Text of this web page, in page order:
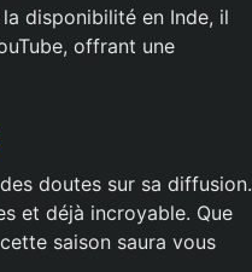
disponibilité en Inde, il
offrant une
doutes sur sa diffusion.
et déjà incroyable. Que
saison saura vous